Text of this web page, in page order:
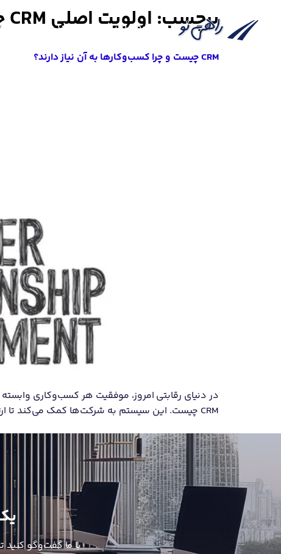
صفحه نخست خدمات برچسب: اولویت اصلی CRM چیست
CRM چیست و چرا کسب‌وکارها به آن نیاز دارند؟
در دنیای رقابتی امروز، موفقیت هر کسب‌وکاری
CRM چیست. این سیستم به شرکت‌ها کمک می‌کند تا ارتباطات خود را با مشتریان بهبود ببخشند، فرآیندهای فروش را بهینه کنند و تجربه مشتری را ارتقا دهند. […]
با ما گفت‌وگو کنید